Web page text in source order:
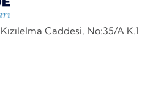
Caddesi, No:35/A K.1